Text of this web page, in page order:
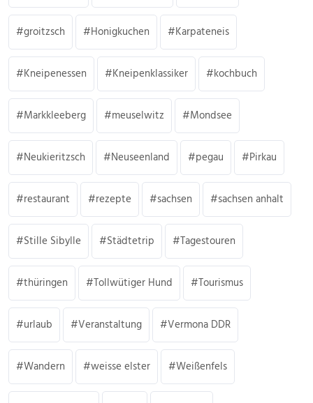
groitzsch Honigkuchen Karpateneis
Kneipenessen Kneipenklassiker kochbuch
Markkleeberg meuselwitz Mondsee
Neukieritzsch Neuseenland pegau Pirkau
restaurant rezepte sachsen sachsen anhalt
Stille Sibylle Städtetrip Tagestouren
thüringen Tollwütiger Hund Tourismus
urlaub Veranstaltung Vermona DDR
Wandern weisse elster Weißenfels